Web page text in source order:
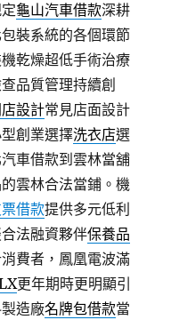
龜山汽車借款深耕
裝系統的各個環節
乾燥超低手術治療
品質管理持續創
店設計常見店面設計
創業選擇洗衣店選
車借款到雲林當舖
雲林合法當鋪。機
借款提供多元低利
法融資夥伴保養品
費者，鳳凰電波滿
更年期時更明顯引
造廠名牌包借款當